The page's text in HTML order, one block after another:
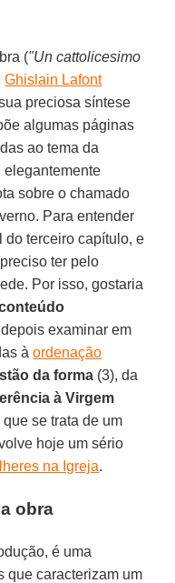
("Un cattolicesimo
Ghislain Lafont
preciosa síntese
algumas páginas
ao tema da
elegantemente
sobre o chamado
Para entender
do terceiro capítulo, e
ter pelo
Por isso, gostaria
examinar em
àordenação
da forma (3), da
à Virgem
se trata de um
hoje um sério
na Igreja.
obra
é uma
que caracterizam um